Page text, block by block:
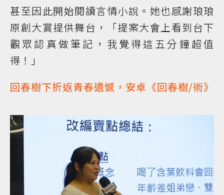
甚至因此開始閱讀言情小說。她也感謝琅琅
原創大賞提供舞台，「提案大會上看到台下
觀眾認真做筆記，我覺得這五分鐘超值
得！」
回春樹下折返青春遺憾，安卓《回春樹/術》